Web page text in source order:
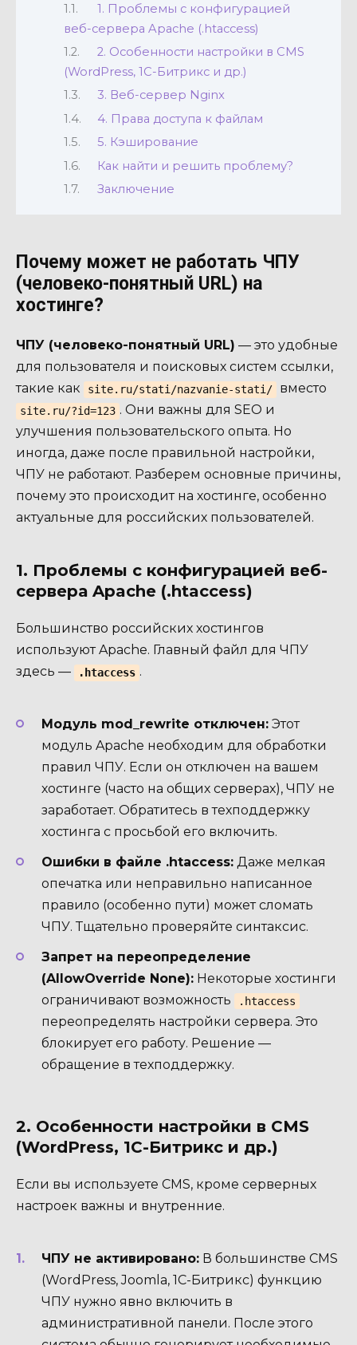
1. Проблемы с конфигурацией
веб-сервера Apache (.htaccess)
2. Особенности настройки в CMS
(WordPress, 1С-Битрикс и др.)
3. Веб-сервер Nginx
4. Права доступа к файлам
5. Кэширование
Как найти и решить проблему?
Заключение
Почему может не работать ЧПУ
(человеко-понятный URL) на
хостинге?
ЧПУ (человеко-понятный URL) — это удобные
для пользователя и поисковых систем ссылки,
такие как
site.ru/stati/nazvanie-stati/ вместо
site.ru/?id=123 . Они важны для SEO и
улучшения пользовательского опыта. Но
иногда, даже после правильной настройки,
ЧПУ не работают. Разберем основные причины,
почему это происходит на хостинге, особенно
актуальные для российских пользователей.
1. Проблемы с конфигурацией веб-
сервера Apache (.htaccess)
Большинство российских хостингов
используют Apache. Главный файл для ЧПУ
здесь —
.htaccess .
Модуль mod_rewrite отключен: Этот
модуль Apache необходим для обработки
правил ЧПУ. Если он отключен на вашем
хостинге (часто на общих серверах), ЧПУ не
заработает. Обратитесь в техподдержку
хостинга с просьбой его включить.
Ошибки в файле .htaccess: Даже мелкая
опечатка или неправильно написанное
правило (особенно пути) может сломать
ЧПУ. Тщательно проверяйте синтаксис.
Запрет на переопределение
(AllowOverride None): Некоторые хостинги
ограничивают возможность
.htaccess
переопределять настройки сервера. Это
блокирует его работу. Решение —
обращение в техподдержку.
2. Особенности настройки в CMS
(WordPress, 1С-Битрикс и др.)
Если вы используете CMS, кроме серверных
настроек важны и внутренние.
ЧПУ не активировано: В большинстве CMS
(WordPress, Joomla, 1С-Битрикс) функцию
ЧПУ нужно явно включить в
административной панели. После этого